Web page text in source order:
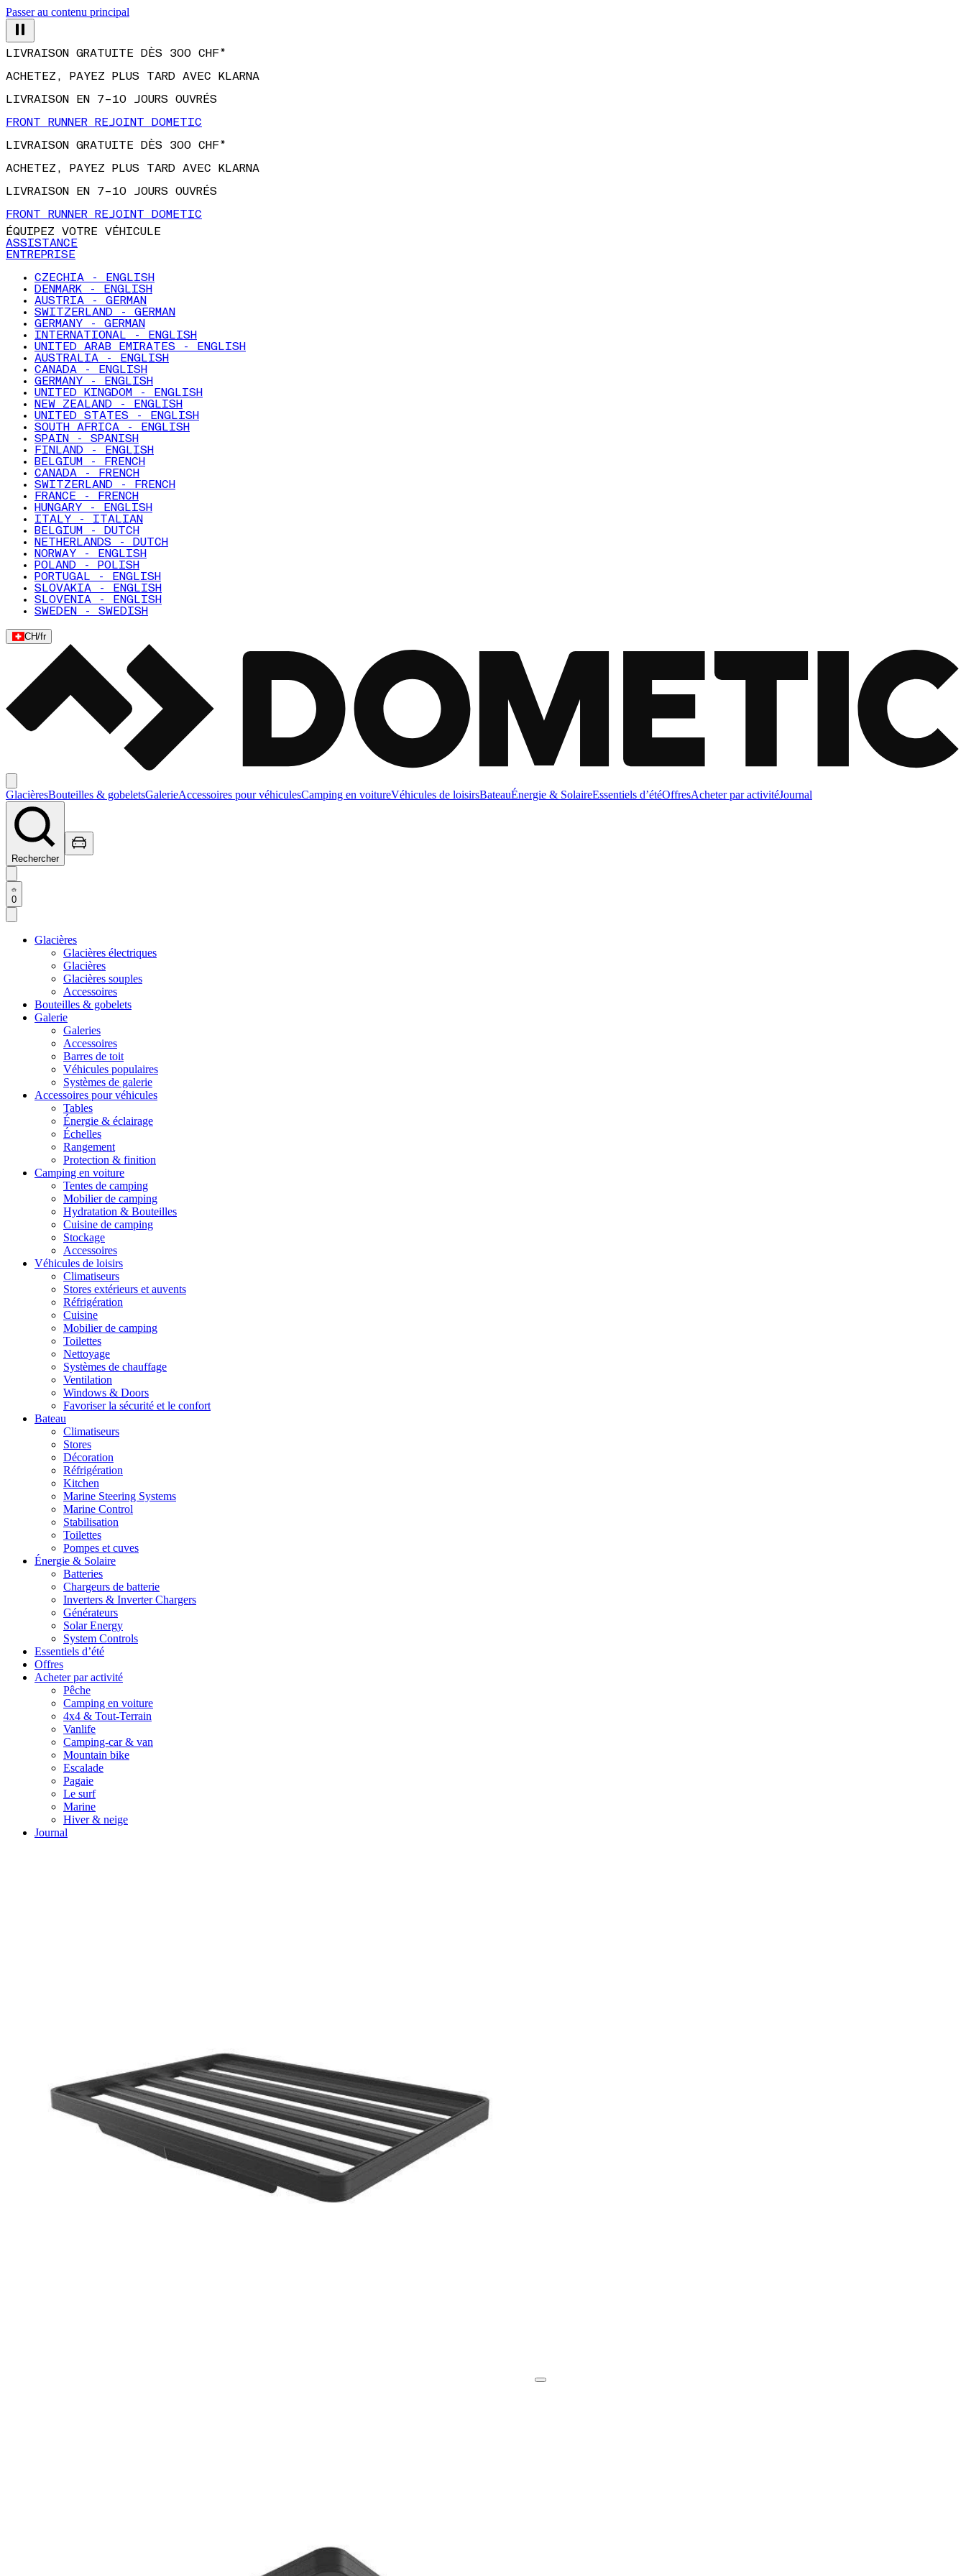
Passer au contenu principal
LIVRAISON GRATUITE DÈS 300 CHF*
ACHETEZ, PAYEZ PLUS TARD AVEC KLARNA
LIVRAISON EN 7–10 JOURS OUVRÉS
FRONT RUNNER REJOINT DOMETIC
LIVRAISON GRATUITE DÈS 300 CHF*
ACHETEZ, PAYEZ PLUS TARD AVEC KLARNA
LIVRAISON EN 7–10 JOURS OUVRÉS
FRONT RUNNER REJOINT DOMETIC
ÉQUIPEZ VOTRE VÉHICULE
ASSISTANCE
ENTREPRISE
CZECHIA - ENGLISH
DENMARK - ENGLISH
AUSTRIA - GERMAN
SWITZERLAND - GERMAN
GERMANY - GERMAN
INTERNATIONAL - ENGLISH
UNITED ARAB EMIRATES - ENGLISH
AUSTRALIA - ENGLISH
CANADA - ENGLISH
GERMANY - ENGLISH
UNITED KINGDOM - ENGLISH
NEW ZEALAND - ENGLISH
UNITED STATES - ENGLISH
SOUTH AFRICA - ENGLISH
SPAIN - SPANISH
FINLAND - ENGLISH
BELGIUM - FRENCH
CANADA - FRENCH
SWITZERLAND - FRENCH
FRANCE - FRENCH
HUNGARY - ENGLISH
ITALY - ITALIAN
BELGIUM - DUTCH
NETHERLANDS - DUTCH
NORWAY - ENGLISH
POLAND - POLISH
PORTUGAL - ENGLISH
SLOVAKIA - ENGLISH
SLOVENIA - ENGLISH
SWEDEN - SWEDISH
CH/fr
GlacièresBouteilles & gobeletsGalerieAccessoires pour véhiculesCamping en voitureVéhicules de loisirsBateauÉnergie & SolaireEssentiels d’étéOffresAcheter par activitéJournal
Rechercher
0
Glacières
Glacières électriques
Glacières
Glacières souples
Accessoires
Bouteilles & gobelets
Galerie
Galeries
Accessoires
Barres de toit
Véhicules populaires
Systèmes de galerie
Accessoires pour véhicules
Tables
Énergie & éclairage
Échelles
Rangement
Protection & finition
Camping en voiture
Tentes de camping
Mobilier de camping
Hydratation & Bouteilles
Cuisine de camping
Stockage
Accessoires
Véhicules de loisirs
Climatiseurs
Stores extérieurs et auvents
Réfrigération
Cuisine
Mobilier de camping
Toilettes
Nettoyage
Systèmes de chauffage
Ventilation
Windows & Doors
Favoriser la sécurité et le confort
Bateau
Climatiseurs
Stores
Décoration
Réfrigération
Kitchen
Marine Steering Systems
Marine Control
Stabilisation
Toilettes
Pompes et cuves
Énergie & Solaire
Batteries
Chargeurs de batterie
Inverters & Inverter Chargers
Générateurs
Solar Energy
System Controls
Essentiels d’été
Offres
Acheter par activité
Pêche
Camping en voiture
4x4 & Tout-Terrain
Vanlife
Camping-car & van
Mountain bike
Escalade
Pagaie
Le surf
Marine
Hiver & neige
Journal